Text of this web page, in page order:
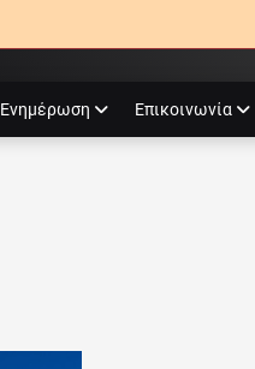
Ενημέρωση Επικοινωνία